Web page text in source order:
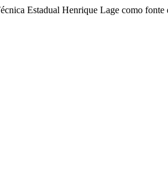
Estadual Henrique Lage como fonte